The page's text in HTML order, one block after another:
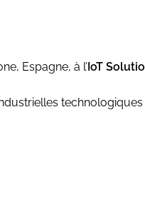
Espagne, à l’ IoT
technologiques